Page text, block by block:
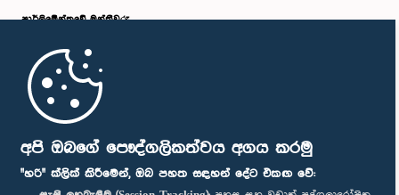
අපි ඔබගේ පෞද්ගලිකත්වය අගය කරමු
"හරි" ක්ලික් කිරීමෙන්, ඔබ පහත සඳහන් දේට එකඟ වේ:
පාර්ලි‌මේන්තුවේ මන්ත්‍රීවරු
මුල් පිටුව
පාර්ලිමේන්තු ජංගම යෙදුම